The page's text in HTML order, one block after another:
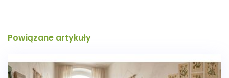
Powiązane artykuły